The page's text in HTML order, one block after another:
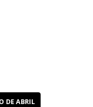
DE ABRIL